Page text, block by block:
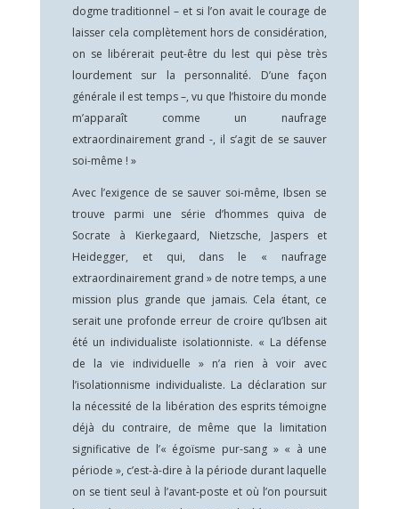
dogme traditionnel – et si l’on avait le courage de
laisser cela complètement hors de considération,
on se libérerait peut-être du lest qui pèse très
lourdement sur la personnalité. D’une façon
générale il est temps –, vu que l’histoire du monde
m’apparaît comme un naufrage
extraordinairement grand -, il s’agit de se sauver
soi-même ! »
Avec l’exigence de se sauver soi-même, Ibsen se
trouve parmi une série d’hommes quiva de
Socrate à Kierkegaard, Nietzsche, Jaspers et
Heidegger, et qui, dans le « naufrage
extraordinairement grand » de notre temps, a une
mission plus grande que jamais. Cela étant, ce
serait une profonde erreur de croire qu’Ibsen ait
été un individualiste isolationniste. « La défense
de la vie individuelle » n’a rien à voir avec
l’isolationnisme individualiste. La déclaration sur
la nécessité de la libération des esprits témoigne
déjà du contraire, de même que la limitation
significative de l’« égoïsme pur-sang » « à une
période », c’est-à-dire à la période durant laquelle
on se tient seul à l’avant-poste et où l’on poursuit